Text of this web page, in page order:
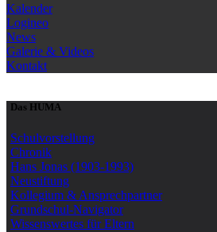
Kalender
Logineo
News
Galerie & Videos
Kontakt
Das HUMA
Schulvorstellung
Chronik
Hans Jonas (1903-1993)
Neustiftung
Kollegium & Ansprechpartner
Grundschul-Navigator
Wissenswertes für Eltern